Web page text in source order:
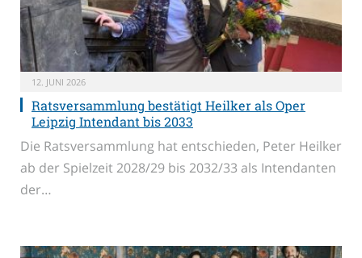
12. JUNI 2026
Ratsversammlung bestätigt Heilker als Oper
Leipzig Intendant bis 2033
Die Ratsversammlung hat entschieden, Peter Heilker
ab der Spielzeit 2028/29 bis 2032/33 als Intendanten
der…